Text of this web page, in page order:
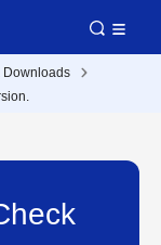
Downloads